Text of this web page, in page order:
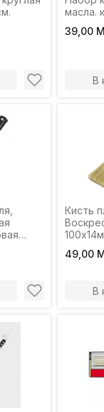
масла.
39,00
В
Кисть
49,00
В